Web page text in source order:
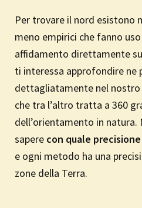
Per trovare il nord esistono
meno empirici che fanno
affidamento direttamente
ti interessa approfondire ne
dettagliatamente nel nostro
che tra l’altro tratta a 360
dell’orientamento in
sapere con quale
e ogni metodo ha una
zone della Terra.